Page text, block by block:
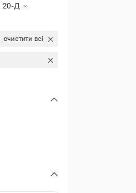
20-Д
очистити всі